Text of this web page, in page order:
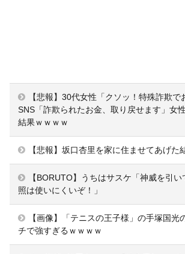
【悲報】30代女性「クソッ！特殊詐欺で
SNS「詐欺られたお金、取り戻せます」女
結果ｗｗｗｗ
【悲報】坂口杏里を家に住ませてあげた
【BORUTO】うちはサスケ「神威を引
照は使いにくいぞ！」
【画像】「テニスの王子様」の手塚国光
チで強すぎるｗｗｗｗ